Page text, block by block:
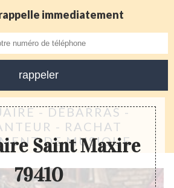
immediatement
- DÉBARRAS -
- RACHAT
DE MUSIQUE
Saint Maxire
79410